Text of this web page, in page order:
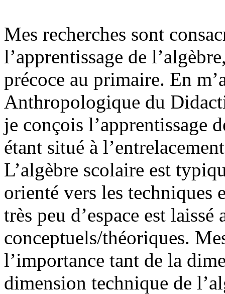
Mes recherches sont
l’apprentissage de
précoce au primaire. En
Anthropologique du
je conçois l’apprentissage
étant situé à
L’algèbre scolaire est
orienté vers les techniques
très peu d’espace est laissé
conceptuels/théoriques.
l’importance tant de la
dimension technique de